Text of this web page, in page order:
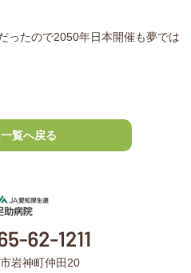
たので2050年日本開催も夢では
覧へ戻る
岩神町仲田20